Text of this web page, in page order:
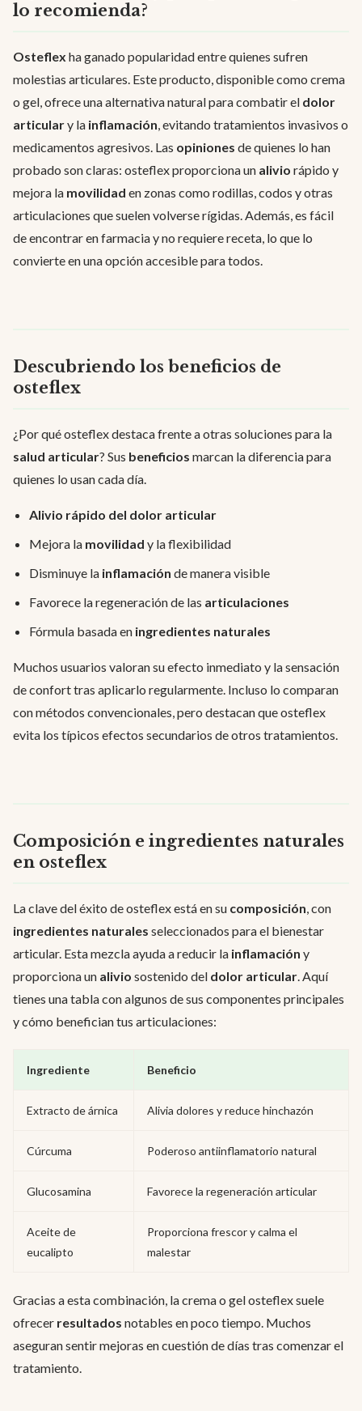
lo recomienda?
Osteflex ha ganado popularidad entre quienes sufren
molestias articulares. Este producto, disponible como crema
o gel, ofrece una alternativa natural para combatir el dolor
articulary la inflamación, evitando tratamientos invasivos o
medicamentos agresivos. Las opiniones de quienes lo han
probado son claras: osteflex proporciona un alivio rápido y
mejora la movilidad en zonas como rodillas, codos y otras
articulaciones que suelen volverse rígidas. Además, es fácil
de encontrar en farmacia y no requiere receta, lo que lo
convierte en una opción accesible para todos.
Descubriendo los beneficios de
osteflex
¿Por qué osteflex destaca frente a otras soluciones para la
salud articular? Sus beneficios marcan la diferencia para
quienes lo usan cada día.
Alivio rápido del dolor articular
Mejora la movilidad y la flexibilidad
Disminuye la inflamación de manera visible
Favorece la regeneración de las articulaciones
Fórmula basada en ingredientes naturales
Muchos usuarios valoran su efecto inmediato y la sensación
de confort tras aplicarlo regularmente. Incluso lo comparan
con métodos convencionales, pero destacan que osteflex
evita los típicos efectos secundarios de otros tratamientos.
Composición e ingredientes naturales
en osteflex
La clave del éxito de osteflex está en su composición, con
ingredientes naturales seleccionados para el bienestar
articular. Esta mezcla ayuda a reducir la inflamación y
proporciona un alivio sostenido del dolor articular. Aquí
tienes una tabla con algunos de sus componentes principales
y cómo benefician tus articulaciones:
Ingrediente Beneficio
Extracto de árnica Alivia dolores y reduce hinchazón
Cúrcuma Poderoso antiinflamatorio natural
Glucosamina Favorece la regeneración articular
Aceite de
eucalipto
Proporciona frescor y calma el
malestar
Gracias a esta combinación, la crema o gel osteflex suele
ofrecer resultados notables en poco tiempo. Muchos
aseguran sentir mejoras en cuestión de días tras comenzar el
tratamiento.